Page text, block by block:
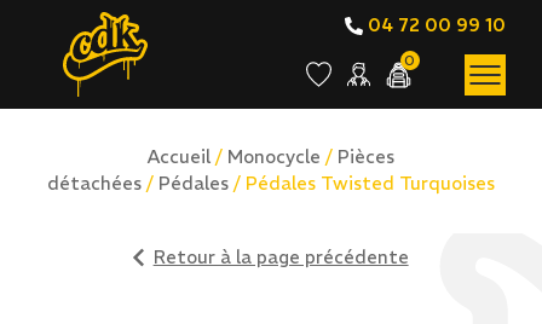
04 72 00 99 10
0
Accueil / Monocycle / Pièces
détachées / Pédales / Pédales Twisted Turquoises
Retour à la page précédente